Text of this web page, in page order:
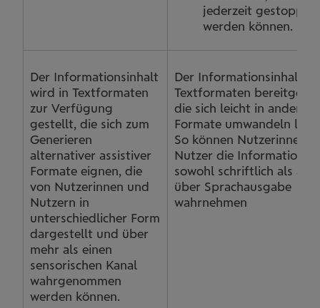
jederzeit gestoppt
werden können.
Der Informationsinhalt
wird in Textformaten
zur Verfügung
gestellt, die sich zum
Generieren
alternativer assistiver
Formate eignen, die
von Nutzerinnen und
Nutzern in
unterschiedlicher Form
dargestellt und über
mehr als einen
sensorischen Kanal
wahrgenommen
werden können.
Der Informationsinhalt
Textformaten
die sich leicht in andere
Formate umwandeln
So können Nutzerinnen
Nutzer die Informationen
sowohl schriftlich als
über Sprachausgabe
wahrnehmen